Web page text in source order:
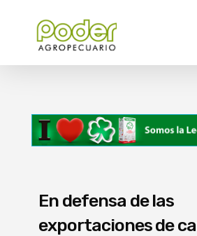
En defensa de las
exportaciones de